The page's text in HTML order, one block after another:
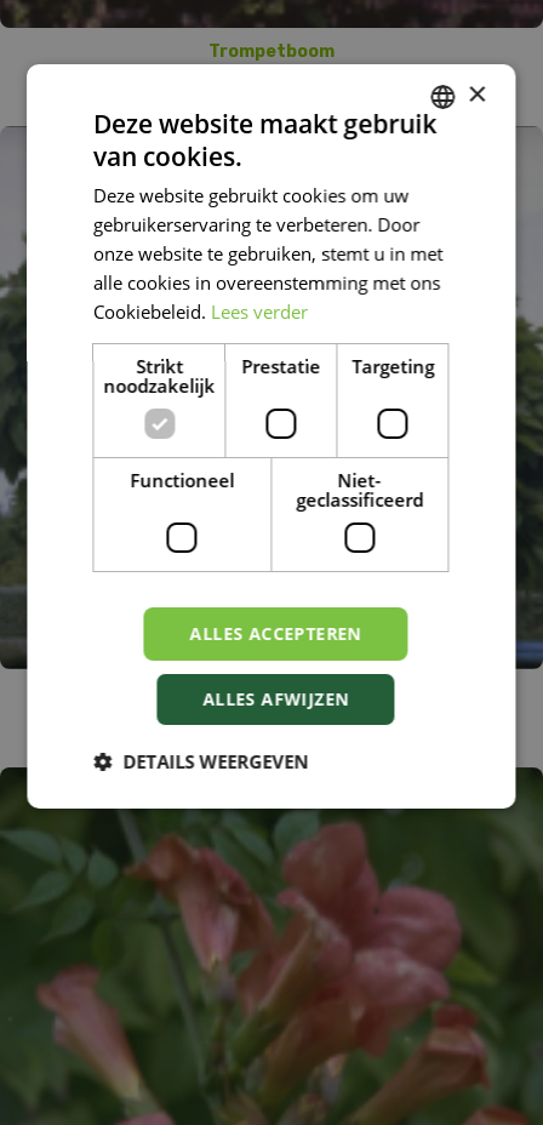
Trompetboom
Trompetboom
Catalpa bignonioides 'Nana'
×
Deze website maakt gebruik
van cookies.
Deze website gebruikt cookies om uw
gebruikerservaring te verbeteren. Door
onze website te gebruiken, stemt u in met
alle cookies in overeenstemming met ons
Cookiebeleid. Lees verder
Strikt
noodzakelijk
Prestatie Targeting
Functioneel
Niet-
geclassificeerd
ALLES ACCEPTEREN
ALLES AFWIJZEN
DETAILS WEERGEVEN